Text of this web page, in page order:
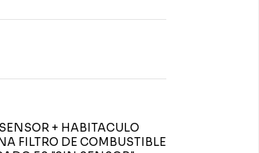
+ HABITACULO
FILTRO DE COMBUSTIBLE